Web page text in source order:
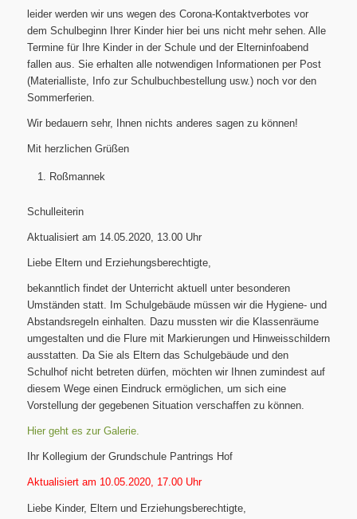
leider werden wir uns wegen des Corona-Kontaktverbotes vor
dem Schulbeginn Ihrer Kinder hier bei uns nicht mehr sehen. Alle
Termine für Ihre Kinder in der Schule und der Elterninfoabend
fallen aus. Sie erhalten alle notwendigen Informationen per Post
(Materialliste, Info zur Schulbuchbestellung usw.) noch vor den
Sommerferien.
Wir bedauern sehr, Ihnen nichts anderes sagen zu können!
Mit herzlichen Grüßen
Roßmannek
Schulleiterin
Aktualisiert am 14.05.2020, 13.00 Uhr
Liebe Eltern und Erziehungsberechtigte,
bekanntlich findet der Unterricht aktuell unter besonderen
Umständen statt. Im Schulgebäude müssen wir die Hygiene- und
Abstandsregeln einhalten. Dazu mussten wir die Klassenräume
umgestalten und die Flure mit Markierungen und Hinweisschildern
ausstatten. Da Sie als Eltern das Schulgebäude und den
Schulhof nicht betreten dürfen, möchten wir Ihnen zumindest auf
diesem Wege einen Eindruck ermöglichen, um sich eine
Vorstellung der gegebenen Situation verschaffen zu können.
Hier geht es zur Galerie.
Ihr Kollegium der Grundschule Pantrings Hof
Aktualisiert am 10.05.2020, 17.00 Uhr
Liebe Kinder, Eltern und Erziehungsberechtigte,